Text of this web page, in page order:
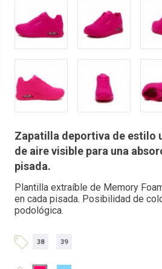
Zapatilla deportiva de estilo
de aire visible para una
pisada.
Plantilla extraíble de Memory
en cada pisada. Posibilidad de
podológica.
38 39